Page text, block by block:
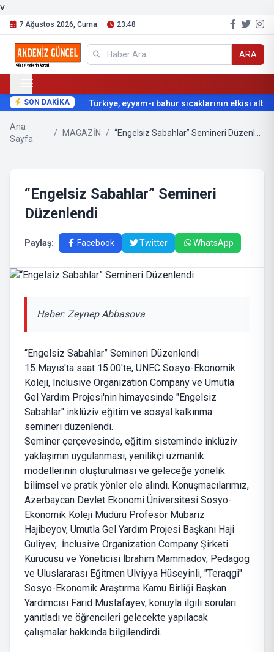
v
7 Ağustos 2026, Cuma 23:48
ARA
SON DAKİKA Türkiye, eyyam-ı bahur sıcaklarının etkisi
Ana
Sayfa
/ MAGAZİN /
“Engelsiz Sabahlar” Semineri
Düzenlendi
Paylaş: Facebook Twitter WhatsApp
Haber: Zeynep Abbasova
“Engelsiz Sabahlar” Semineri Düzenlendi
15 Mayıs'ta saat 15:00'te, UNEC Sosyo-Ekonomik
Koleji, Inclusive Organization Company ve Umutla
Gel Yardım Projesi'nin himayesinde "Engelsiz
Sabahlar" inklüziv eğitim ve sosyal kalkınma
semineri düzenlendi.
Seminer çerçevesinde, eğitim sisteminde inklüziv
yaklaşımın uygulanması, yenilikçi uzmanlık
modellerinin oluşturulması ve geleceğe yönelik
bilimsel ve pratik yönler ele alındı. Konuşmacılarımız,
Azerbaycan Devlet Ekonomi Üniversitesi Sosyo-
Ekonomik Koleji Müdürü Profesör Mubariz
Hajibeyov, Umutla Gel Yardım Projesi Başkanı Haji
Guliyev, İnclusive Organization Company Şirketi
Kurucusu ve Yöneticisi İbrahim Mammadov, Pedagog
ve Uluslararası Eğitmen Ulviyya Hüseyinli, "Teraqgi"
Sosyo-Ekonomik Araştırma Kamu Birliği Başkan
Yardımcısı Farid Mustafayev, konuyla ilgili soruları
yanıtladı ve öğrencileri gelecekte yapılacak
çalışmalar hakkında bilgilendirdi.